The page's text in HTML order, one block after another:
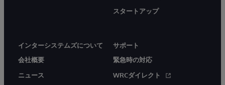
スタートアップ
インターシステムズについて
会社概要
ニュース
サポート
緊急時の対応
WRCダイレクト